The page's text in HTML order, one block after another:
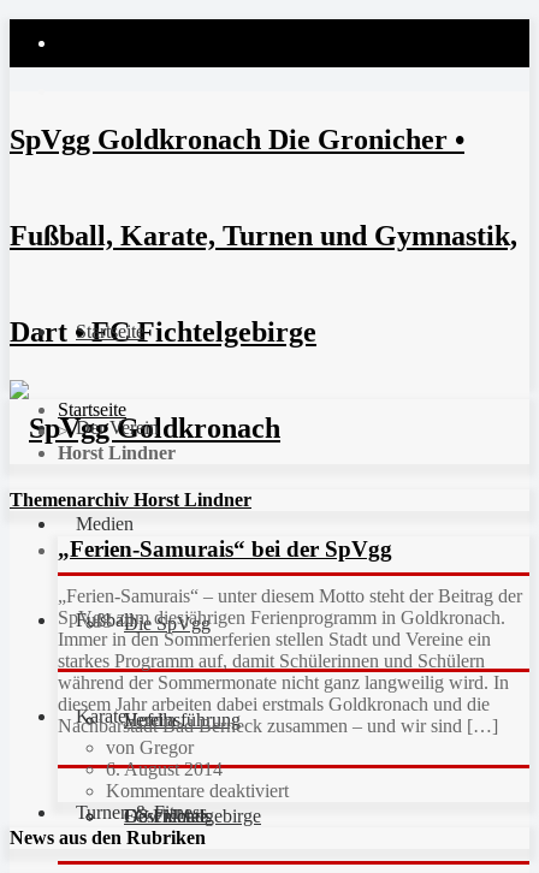
SpVgg Goldkronach Die Gronicher •
Fußball, Karate, Turnen und Gymnastik,
Dart • FC Fichtelgebirge
Startseite
Der Verein
Die SpVgg
Vereinsführung
Geschichte
Medien
Hefdla
Downloads
Fußball
FC Fichtelgebirge
Karate
Turnen & Fitness
Startseite
>
Horst Lindner
Themenarchiv Horst Lindner
„Ferien-Samurais“ bei der SpVgg
„Ferien-Samurais“ – unter diesem Motto steht der Beitrag der
SpVgg zum diesjährigen Ferienprogramm in Goldkronach.
Immer in den Sommerferien stellen Stadt und Vereine ein
starkes Programm auf, damit Schülerinnen und Schülern
während der Sommermonate nicht ganz langweilig wird. In
diesem Jahr arbeiten dabei erstmals Goldkronach und die
Nachbarstadt Bad Berneck zusammen – und wir sind […]
von Gregor
6. August 2014
Kommentare deaktiviert
News aus den Rubriken